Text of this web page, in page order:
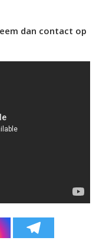
dan contact op